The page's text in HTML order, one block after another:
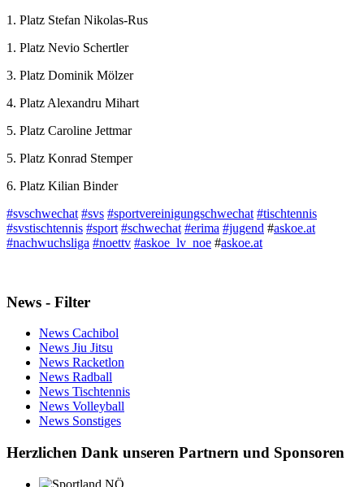
1. Platz Stefan Nikolas-Rus
1. Platz Nevio Schertler
3. Platz Dominik Mölzer
4. Platz Alexandru Mihart
5. Platz Caroline Jettmar
5. Platz Konrad Stemper
6. Platz Kilian Binder
#svschwechat #svs #sportvereinigungschwechat #tischtennis
#svstischtennis #sport #schwechat #erima #jugend #askoe.at
#nachwuchsliga #noettv #askoe_lv_noe #askoe.at
News - Filter
News Cachibol
News Jiu Jitsu
News Racketlon
News Radball
News Tischtennis
News Volleyball
News Sonstiges
Herzlichen Dank unseren Partnern und Sponsoren